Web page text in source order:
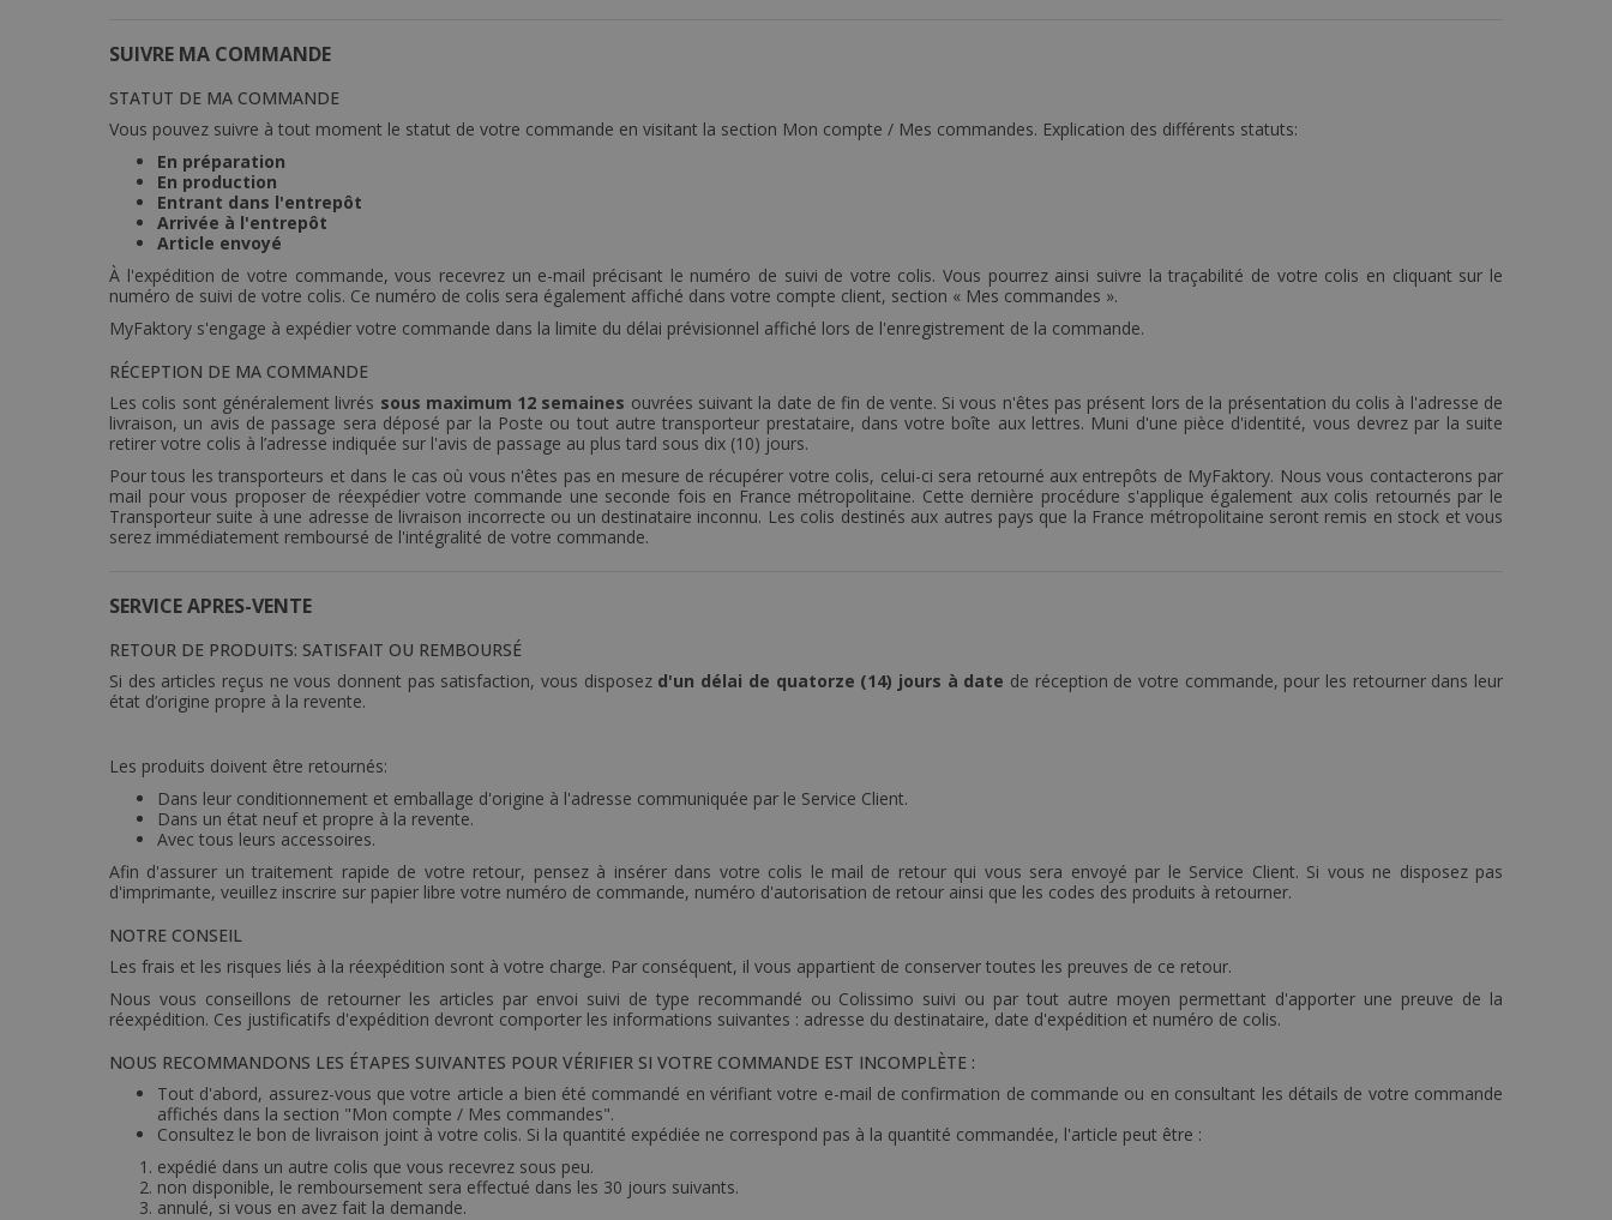
SUIVRE MA COMMANDE
STATUT DE MA COMMANDE
Vous pouvez suivre à tout moment le statut de votre commande en visitant la section Mon compte / Mes commandes. Explication des différents statuts:
En préparation
En production
Entrant dans l'entrepôt
Arrivée à l'entrepôt
Article envoyé
À l'expédition de votre commande, vous recevrez un e-mail précisant le numéro de suivi de votre colis. Vous pourrez ainsi suivre la traçabilité de votre colis en cliquant sur le
numéro de suivi de votre colis. Ce numéro de colis sera également affiché dans votre compte client, section « Mes commandes ».
MyFaktory s'engage à expédier votre commande dans la limite du délai prévisionnel affiché lors de l'enregistrement de la commande.
RÉCEPTION DE MA COMMANDE
Les colis sont généralement livrés sous maximum 12 semaines ouvrées suivant la date de fin de vente. Si vous n'êtes pas présent lors de la présentation du colis à l'adresse de
livraison, un avis de passage sera déposé par la Poste ou tout autre transporteur prestataire, dans votre boîte aux lettres. Muni d'une pièce d'identité, vous devrez par la suite
retirer votre colis à l’adresse indiquée sur l'avis de passage au plus tard sous dix (10) jours.
Pour tous les transporteurs et dans le cas où vous n'êtes pas en mesure de récupérer votre colis, celui-ci sera retourné aux entrepôts de MyFaktory. Nous vous contacterons par
mail pour vous proposer de réexpédier votre commande une seconde fois en France métropolitaine. Cette dernière procédure s'applique également aux colis retournés par le
Transporteur suite à une adresse de livraison incorrecte ou un destinataire inconnu. Les colis destinés aux autres pays que la France métropolitaine seront remis en stock et vous
serez immédiatement remboursé de l'intégralité de votre commande.
SERVICE APRES-VENTE
RETOUR DE PRODUITS: SATISFAIT OU REMBOURSÉ
Si des articles reçus ne vous donnent pas satisfaction, vous disposez d'un délai de quatorze (14) jours à date de réception de votre commande, pour les retourner dans leur
état d’origine propre à la revente.
Les produits doivent être retournés:
Dans leur conditionnement et emballage d'origine à l'adresse communiquée par le Service Client.
Dans un état neuf et propre à la revente.
Avec tous leurs accessoires.
Afin d'assurer un traitement rapide de votre retour, pensez à insérer dans votre colis le mail de retour qui vous sera envoyé par le Service Client. Si vous ne disposez pas
d'imprimante, veuillez inscrire sur papier libre votre numéro de commande, numéro d'autorisation de retour ainsi que les codes des produits à retourner.
NOTRE CONSEIL
Les frais et les risques liés à la réexpédition sont à votre charge. Par conséquent, il vous appartient de conserver toutes les preuves de ce retour.
Nous vous conseillons de retourner les articles par envoi suivi de type recommandé ou Colissimo suivi ou par tout autre moyen permettant d'apporter une preuve de la
réexpédition. Ces justificatifs d'expédition devront comporter les informations suivantes : adresse du destinataire, date d'expédition et numéro de colis.
NOUS RECOMMANDONS LES ÉTAPES SUIVANTES POUR VÉRIFIER SI VOTRE COMMANDE EST INCOMPLÈTE :
Tout d'abord, assurez-vous que votre article a bien été commandé en vérifiant votre e-mail de confirmation de commande ou en consultant les détails de votre commande
affichés dans la section "Mon compte / Mes commandes".
Consultez le bon de livraison joint à votre colis. Si la quantité expédiée ne correspond pas à la quantité commandée, l'article peut être :
expédié dans un autre colis que vous recevrez sous peu.
non disponible, le remboursement sera effectué dans les 30 jours suivants.
annulé, si vous en avez fait la demande.